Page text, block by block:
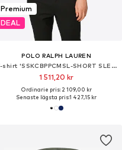
Premium
DEAL
POLO RALPH LAUREN
T-shirt 'SSKCBPPCMSL-SHORT SLEEVE-KNIT'
1 511,20 kr
Ordinarie pris: 2 109,00 kr
Senaste lägsta pris:1 427,15 kr